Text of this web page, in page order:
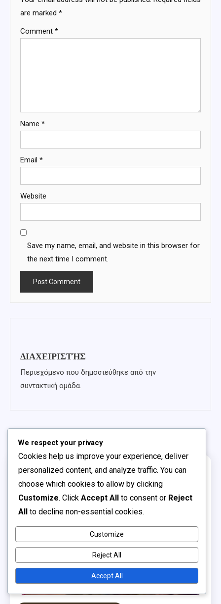
are marked *
Comment *
Name *
Email *
Website
Save my name, email, and website in this browser for
the next time I comment.
ΔΙΑΧΕΙΡΙΣΤΉΣ
Περιεχόμενο που δημοσιεύθηκε από την
συντακτική ομάδα.
Related Posts
We respect your privacy
Cookies help us improve your experience, deliver
personalized content, and analyze traffic. You can
choose which cookies to allow by clicking
Customize. Click Accept All to consent or Reject
All to decline non-essential cookies.
Customize
Reject All
Accept All